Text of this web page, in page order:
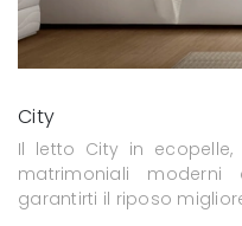
City
Il letto City in
matrimoniali
garantirti il riposo